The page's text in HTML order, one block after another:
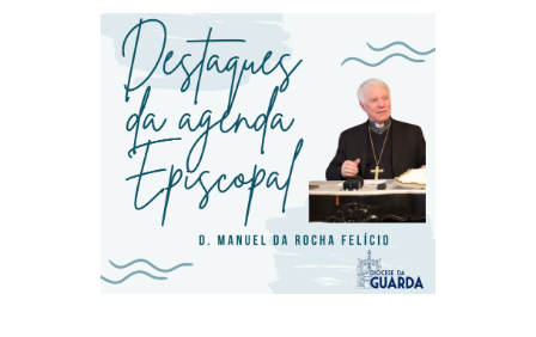
PARÓQUIAS
NOTÍCIAS
AGENDA
MULTIMÉDIA
SENTIR COM A IGREJA
CONTACTOS